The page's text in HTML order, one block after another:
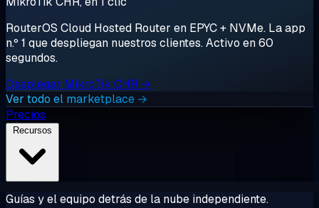
RouterOS Cloud Hosted Router en EPYC + NVMe. La app
n.º 1 que despliegan nuestros clientes. Activo en 60
segundos.
Desplegar MikroTik CHR →
Ver todo el marketplace →
Precios
Guías y el equipo detrás de la nube independiente.